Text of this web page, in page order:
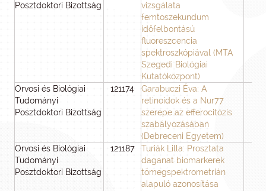
Posztdoktori Bizottság
vizsgálata
femtoszekundum
időfelbontású
fluoreszcencia
spektroszkópiával (MTA
Szegedi Biológiai
Kutatóközpont)
Orvosi és Biológiai
Tudományi
Posztdoktori Bizottság
121174
Garabuczi Éva: A
retinoidok és a Nur77
szerepe az efferocitózis
szabályozásában
(Debreceni Egyetem)
Orvosi és Biológiai
Tudományi
Posztdoktori Bizottság
121187
Turiák Lilla: Prosztata
daganat biomarkerek
tömegspektrometrián
alapuló azonosítása